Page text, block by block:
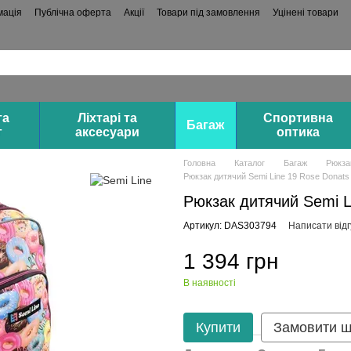
Публічна оферта Акції Товари під замовлення
Уцінені товари
Ліхтарі та
аксесуари
Багаж
Спортивна
оптика
Головна Каталог Багаж
Рюкзак дитячий Semi Line 19 Rose
Рюкзак дитячий Semi
Артикул: DAS303794 Написати
1 394 грн
В наявності
Купити Замовити